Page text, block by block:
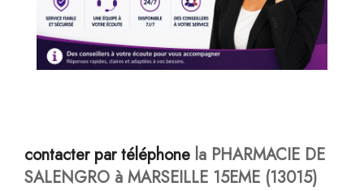
contacter par téléphone la PHARMACIE DE
SALENGRO à MARSEILLE 15EME (13015)